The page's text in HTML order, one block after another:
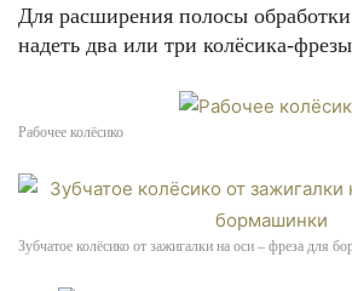
Для расширения полосы
надеть два или три колёсика-
Рабочее колёсико
Зубчатое колёсико от зажигалки на оси – фреза для